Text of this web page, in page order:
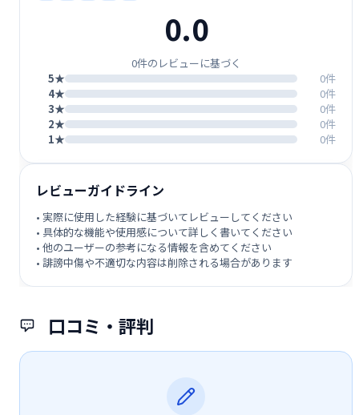
口コミ・評判
0.0
0件のレビューに基づく
5★
0件
4★
0件
3★
0件
2★
0件
1★
0件
レビューガイドライン
• 実際に使用した経験に基づいてレビューしてください
• 具体的な機能や使用感について詳しく書いてください
• 他のユーザーの参考になる情報を含めてください
• 誹謗中傷や不適切な内容は削除される場合があります